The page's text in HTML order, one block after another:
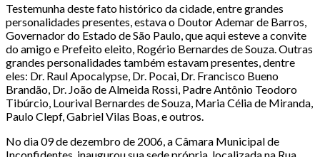
Testemunha deste fato histórico da cidade, entre grandes
personalidades presentes, estava o Doutor Ademar de Barros,
Governador do Estado de São Paulo, que aqui esteve a convite
do amigo e Prefeito eleito, Rogério Bernardes de Souza. Outras
grandes personalidades também estavam presentes, dentre
eles: Dr. Raul Apocalypse, Dr. Pocai, Dr. Francisco Bueno
Brandão, Dr. João de Almeida Rossi, Padre Antônio Teodoro
Tibúrcio, Lourival Bernardes de Souza, Maria Célia de Miranda,
Paulo Clepf, Gabriel Vilas Boas, e outros.
No dia 09 de dezembro de 2006, a Câmara Municipal de